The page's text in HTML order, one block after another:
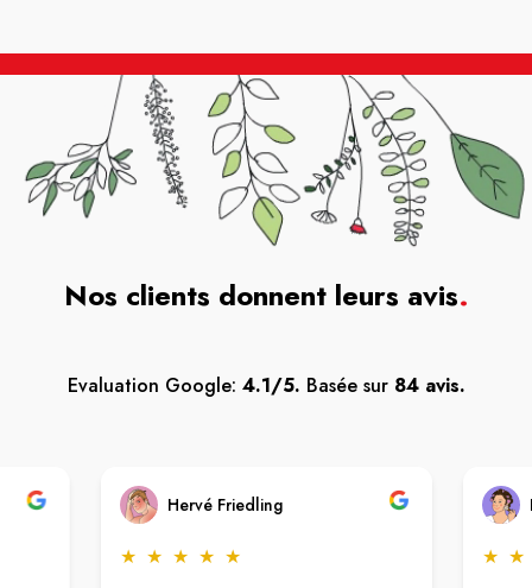
Nos clients donnent leurs avis.
Evaluation Google: 4.1/5. Basée sur 84 avis.
Hervé Friedling
★ ★ ★ ★ ★ ★ ★